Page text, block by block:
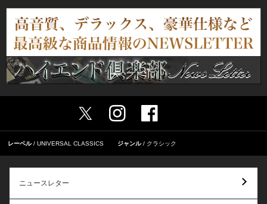
レーベル UNIVERSAL CLASSICS ジャンル クラシック
ニュースレター